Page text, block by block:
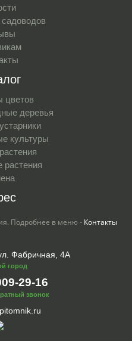
цветов
деревья
культуры
растения
Подробнее в меню - Контакты
Фабричная, 4А
город
29-16
звонок